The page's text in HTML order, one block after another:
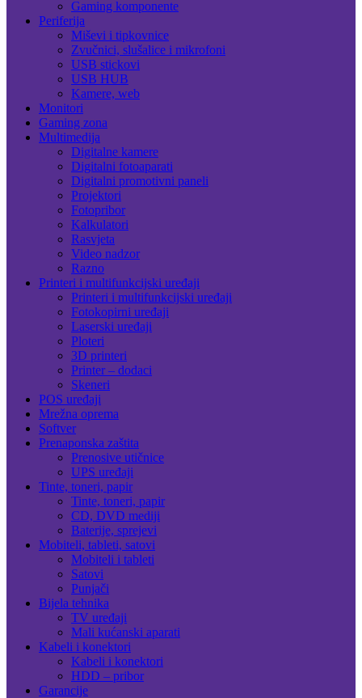
Gaming komponente
Periferija
Miševi i tipkovnice
Zvučnici, slušalice i mikrofoni
USB stickovi
USB HUB
Kamere, web
Monitori
Gaming zona
Multimedija
Digitalne kamere
Digitalni fotoaparati
Digitalni promotivni paneli
Projektori
Fotopribor
Kalkulatori
Rasvjeta
Video nadzor
Razno
Printeri i multifunkcijski uređaji
Printeri i multifunkcijski uređaji
Fotokopirni uređaji
Laserski uređaji
Ploteri
3D printeri
Printer – dodaci
Skeneri
POS uređaji
Mrežna oprema
Softver
Prenaponska zaštita
Prenosive utičnice
UPS uređaji
Tinte, toneri, papir
Tinte, toneri, papir
CD, DVD mediji
Baterije, sprejevi
Mobiteli, tableti, satovi
Mobiteli i tableti
Satovi
Punjači
Bijela tehnika
TV uređaji
Mali kućanski aparati
Kabeli i konektori
Kabeli i konektori
HDD – pribor
Garancije